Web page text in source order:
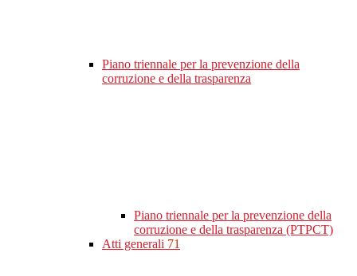
Piano triennale per la prevenzione della
corruzione e della trasparenza
Piano triennale per la prevenzione della
corruzione e della trasparenza (PTPCT)
Atti generali 71